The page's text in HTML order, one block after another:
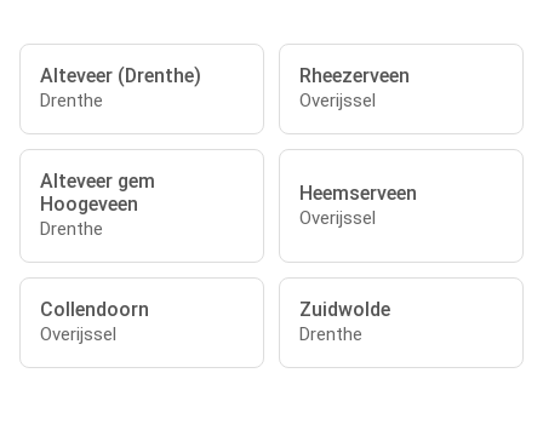
Alteveer (Drenthe)
Drenthe
Rheezerveen
Overijssel
Alteveer gem
Hoogeveen
Drenthe
Heemserveen
Overijssel
Collendoorn
Overijssel
Zuidwolde
Drenthe